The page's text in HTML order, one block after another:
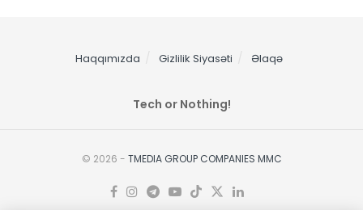
Haqqımızda Gizlilik Siyasəti Əlaqə
Tech or Nothing!
© 2026 - TMEDIA GROUP COMPANIES MMC